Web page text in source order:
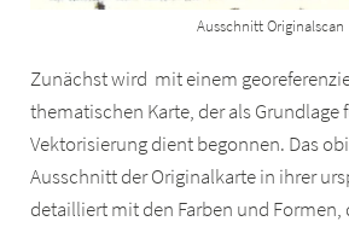
Ausschnitt Originalscan
Zunächst wird mit einem
thematischen Karte, der als Grundlage
Vektorisierung dient begonnen. Das
Ausschnitt der Originalkarte in ihrer
detailliert mit den Farben und Formen,